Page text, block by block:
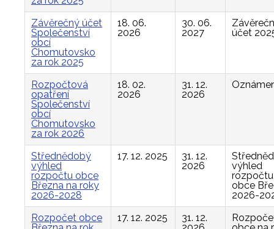
Závěrečný účet
Společenství
obcí
Chomutovsko
za rok 2025
18. 06.
2026
30. 06.
2027
účet
Rozpočtová
opatření
Společenství
obcí
Chomutovsko
za rok 2026
18. 02.
2026
31. 12.
2026
Střednědobý
výhled
rozpočtu obce
Března na roky
2026-2028
17. 12. 2025
31. 12.
2026
výhled
rozpočtu
obce
2026-
Rozpočet obce
17. 12. 2025
31. 12.